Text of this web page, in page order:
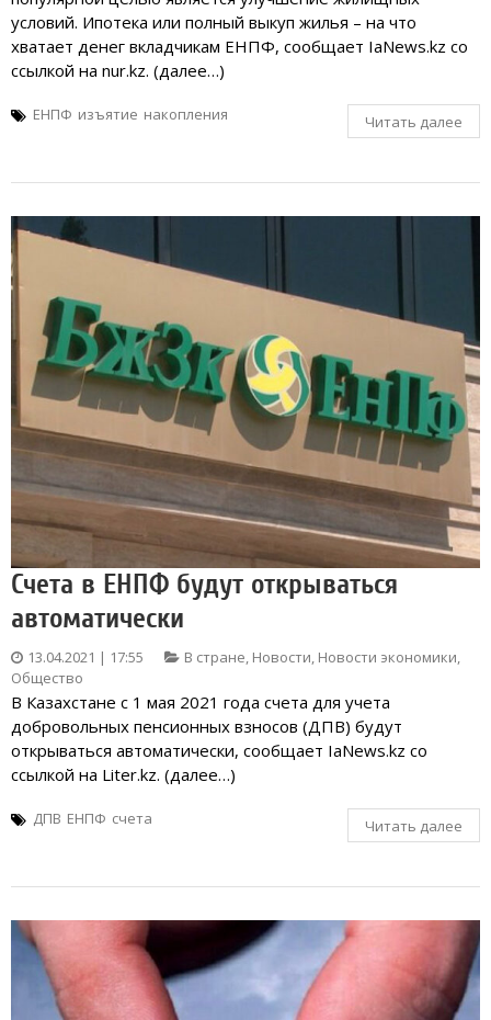
условий. Ипотека или полный выкуп жилья – на что
хватает денег вкладчикам ЕНПФ, сообщает IaNews.kz со
ссылкой на nur.kz. (далее…)
ЕНПФ изъятие накопления Читать далее
Счета в ЕНПФ будут открываться
автоматически
13.04.2021 | 17:55 В стране, Новости, Новости экономики,
Общество
В Казахстане с 1 мая 2021 года счета для учета
добровольных пенсионных взносов (ДПВ) будут
открываться автоматически, сообщает IaNews.kz со
ссылкой на Liter.kz. (далее…)
ДПВ ЕНПФ счета Читать далее